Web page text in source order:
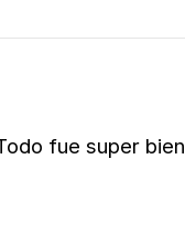
fue super bien